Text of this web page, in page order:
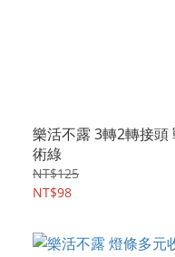
樂活不露 3轉2轉接頭
術綠
NT$125
NT$98